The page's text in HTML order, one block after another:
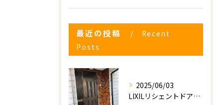
最近の投稿
Recent
Posts
2025/06/03
LIXILリシェントドアの入れ替え